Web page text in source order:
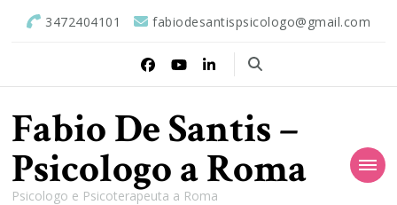
3472404101 fabiodesantispsicologo@gmail.com
Fabio De Santis –
Psicologo a Roma
Psicologo e Psicoterapeuta a Roma